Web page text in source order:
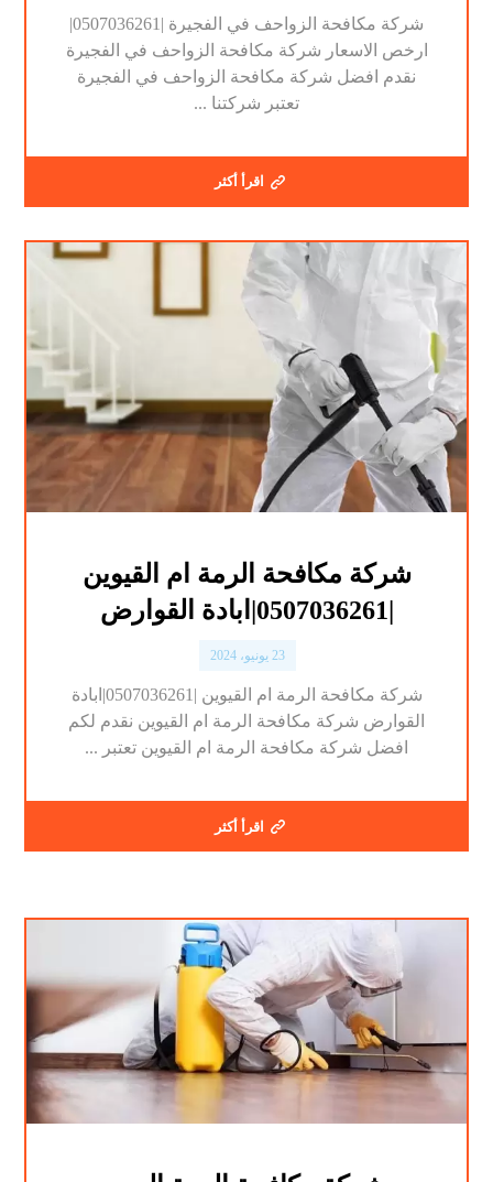
شركة مكافحة الزواحف في الفجيرة |0507036261|
ارخص الاسعار شركة مكافحة الزواحف في الفجيرة
نقدم افضل شركة مكافحة الزواحف في الفجيرة
تعتبر شركتنا ...
اقرأ أكثر
شركة مكافحة الرمة ام القيوين
|0507036261|ابادة القوارض
23 يونيو، 2024
شركة مكافحة الرمة ام القيوين |0507036261|ابادة
القوارض شركة مكافحة الرمة ام القيوين نقدم لكم
افضل شركة مكافحة الرمة ام القيوين تعتبر ...
اقرأ أكثر